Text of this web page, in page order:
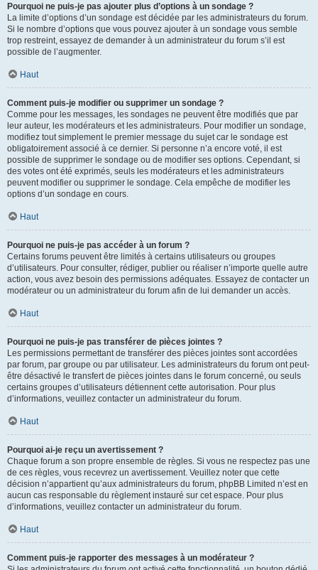
Pourquoi ne puis-je pas ajouter plus d’options à un sondage ?
La limite d’options d’un sondage est décidée par les administrateurs du forum.
Si le nombre d’options que vous pouvez ajouter à un sondage vous semble
trop restreint, essayez de demander à un administrateur du forum s’il est
possible de l’augmenter.
Haut
Comment puis-je modifier ou supprimer un sondage ?
Comme pour les messages, les sondages ne peuvent être modifiés que par
leur auteur, les modérateurs et les administrateurs. Pour modifier un sondage,
modifiez tout simplement le premier message du sujet car le sondage est
obligatoirement associé à ce dernier. Si personne n’a encore voté, il est
possible de supprimer le sondage ou de modifier ses options. Cependant, si
des votes ont été exprimés, seuls les modérateurs et les administrateurs
peuvent modifier ou supprimer le sondage. Cela empêche de modifier les
options d’un sondage en cours.
Haut
Pourquoi ne puis-je pas accéder à un forum ?
Certains forums peuvent être limités à certains utilisateurs ou groupes
d’utilisateurs. Pour consulter, rédiger, publier ou réaliser n’importe quelle autre
action, vous avez besoin des permissions adéquates. Essayez de contacter un
modérateur ou un administrateur du forum afin de lui demander un accès.
Haut
Pourquoi ne puis-je pas transférer de pièces jointes ?
Les permissions permettant de transférer des pièces jointes sont accordées
par forum, par groupe ou par utilisateur. Les administrateurs du forum ont peut-
être désactivé le transfert de pièces jointes dans le forum concerné, ou seuls
certains groupes d’utilisateurs détiennent cette autorisation. Pour plus
d’informations, veuillez contacter un administrateur du forum.
Haut
Pourquoi ai-je reçu un avertissement ?
Chaque forum a son propre ensemble de règles. Si vous ne respectez pas une
de ces règles, vous recevrez un avertissement. Veuillez noter que cette
décision n’appartient qu’aux administrateurs du forum, phpBB Limited n’est en
aucun cas responsable du règlement instauré sur cet espace. Pour plus
d’informations, veuillez contacter un administrateur du forum.
Haut
Comment puis-je rapporter des messages à un modérateur ?